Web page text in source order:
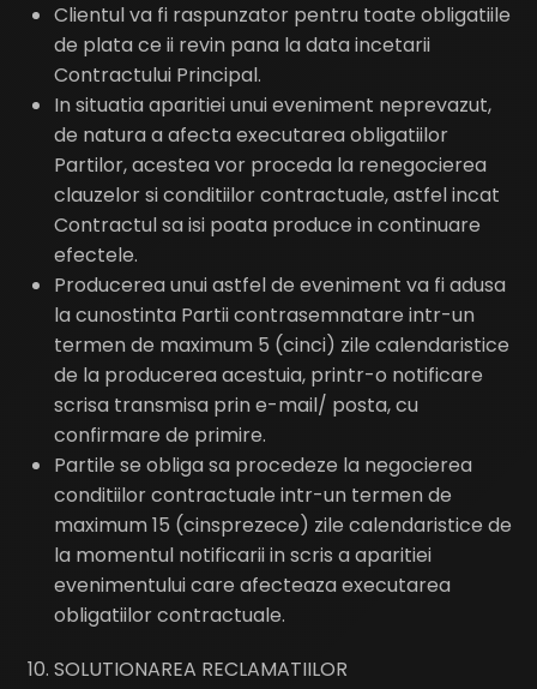
Clientul va fi raspunzator pentru toate obligatiile
de plata ce ii revin pana la data incetarii
Contractului Principal.
In situatia aparitiei unui eveniment neprevazut,
de natura a afecta executarea obligatiilor
Partilor, acestea vor proceda la renegocierea
clauzelor si conditiilor contractuale, astfel incat
Contractul sa isi poata produce in continuare
efectele.
Producerea unui astfel de eveniment va fi adusa
la cunostinta Partii contrasemnatare intr-un
termen de maximum 5 (cinci) zile calendaristice
de la producerea acestuia, printr-o notificare
scrisa transmisa prin e-mail/ posta, cu
confirmare de primire.
Partile se obliga sa procedeze la negocierea
conditiilor contractuale intr-un termen de
maximum 15 (cinsprezece) zile calendaristice de
la momentul notificarii in scris a aparitiei
evenimentului care afecteaza executarea
obligatiilor contractuale.
SOLUTIONAREA RECLAMATIILOR